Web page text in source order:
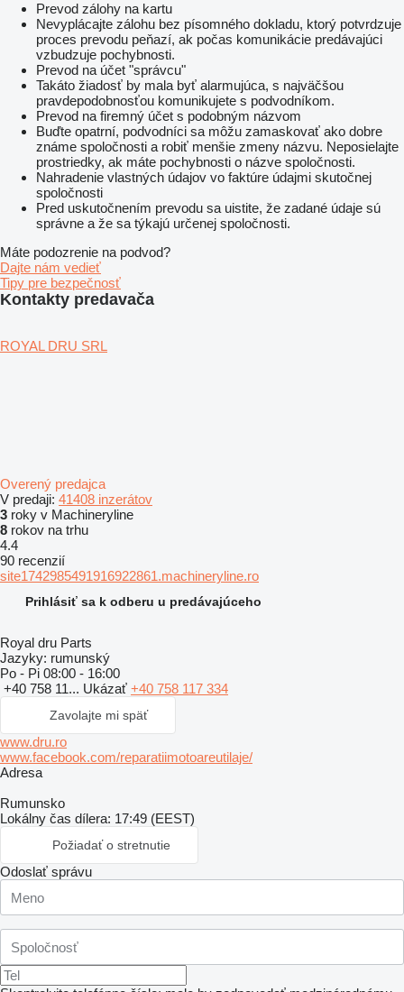
Prevod zálohy na kartu
Nevyplácajte zálohu bez písomného dokladu, ktorý potvrdzuje
proces prevodu peňazí, ak počas komunikácie predávajúci
vzbudzuje pochybnosti.
Prevod na účet "správcu"
Takáto žiadosť by mala byť alarmujúca, s najväčšou
pravdepodobnosťou komunikujete s podvodníkom.
Prevod na firemný účet s podobným názvom
Buďte opatrní, podvodníci sa môžu zamaskovať ako dobre
známe spoločnosti a robiť menšie zmeny názvu. Neposielajte
prostriedky, ak máte pochybnosti o názve spoločnosti.
Nahradenie vlastných údajov vo faktúre údajmi skutočnej
spoločnosti
Pred uskutočnením prevodu sa uistite, že zadané údaje sú
správne a že sa týkajú určenej spoločnosti.
Máte podozrenie na podvod?
Dajte nám vedieť
Tipy pre bezpečnosť
Kontakty predavača
ROYAL DRU SRL
Overený predajca
V predaji: 41408 inzerátov
3 roky v Machineryline
8 rokov na trhu
4.4
90 recenzií
site1742985491916922861.machineryline.ro
Prihlásiť sa k odberu u predávajúceho
Royal dru Parts
Jazyky: rumunský
Po - Pi 08:00 - 16:00
+40 758 11... Ukázať +40 758 117 334
Zavolajte mi späť
www.dru.ro
www.facebook.com/reparatiimotoareutilaje/
Adresa
Rumunsko
Lokálny čas dílera: 17:49 (EEST)
Požiadať o stretnutie
Odoslať správu